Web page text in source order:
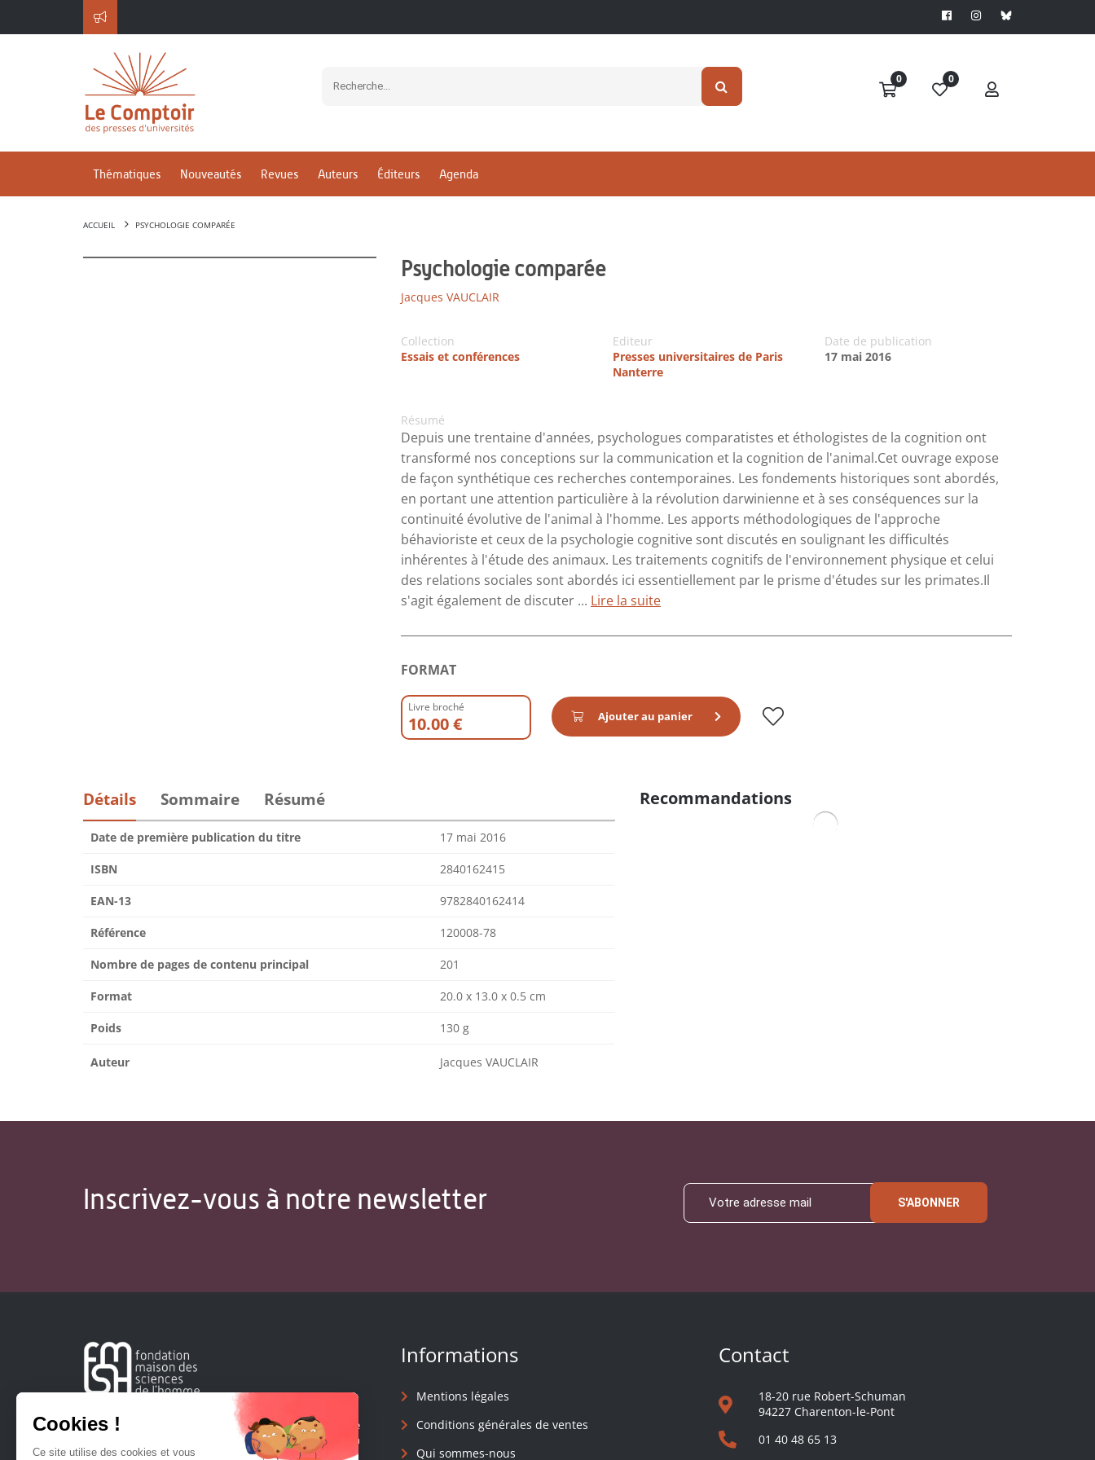
0 0
Thématiques Nouveautés Revues Auteurs Éditeurs Agenda
ACCUEIL PSYCHOLOGIE COMPARÉE
Psychologie comparée
Jacques VAUCLAIR
Collection
Essais et conférences
Editeur
Presses universitaires de Paris
Nanterre
Date de publication
17 mai 2016
Résumé
Depuis une trentaine d'années, psychologues comparatistes et éthologistes de la cognition ont
transformé nos conceptions sur la communication et la cognition de l'animal.Cet ouvrage expose
de façon synthétique ces recherches contemporaines. Les fondements historiques sont abordés,
en portant une attention particulière à la révolution darwinienne et à ses conséquences sur la
continuité évolutive de l'animal à l'homme. Les apports méthodologiques de l'approche
béhavioriste et ceux de la psychologie cognitive sont discutés en soulignant les difficultés
inhérentes à l'étude des animaux. Les traitements cognitifs de l'environnement physique et celui
des relations sociales sont abordés ici essentiellement par le prisme d'études sur les primates.Il
s'agit également de discuter ... Lire la suite
FORMAT
Livre broché
10.00 € Ajouter au panier
Détails Sommaire Résumé
Date de première publication du titre 17 mai 2016
ISBN 2840162415
EAN-13 9782840162414
Référence 120008-78
Nombre de pages de contenu principal 201
Format 20.0 x 13.0 x 0.5 cm
Poids 130 g
Auteur Jacques VAUCLAIR
Recommandations
Inscrivez-vous à notre newsletter S'ABONNER
Créée en 1963, la Fondation Maison Sciences de l'Homme
soutient la recherche et la diffusion des connaissances en
sciences humaines et sociales.
Informations
Mentions légales
Conditions générales de ventes
Qui sommes-nous
Contact
18-20 rue Robert-Schuman
94227 Charenton-le-Pont
01 40 48 65 13